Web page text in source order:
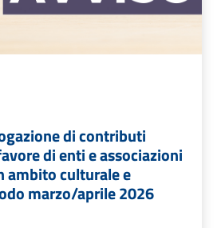
di contributi
di enti e associazioni
ambito culturale e
marzo/aprile 2026